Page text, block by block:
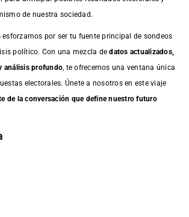
de nuestra sociedad.
esforzamos por ser tu fuente principal de sondeos
político. Con una mezcla dedatos actualizados,
análisis profundo, te ofrecemos una ventana única
electorales. Únete a nosotros en este viaje
de la conversación que define nuestro futuro